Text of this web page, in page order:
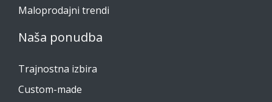
Maloprodajni trendi
Naša ponudba
Trajnostna izbira
Custom-made